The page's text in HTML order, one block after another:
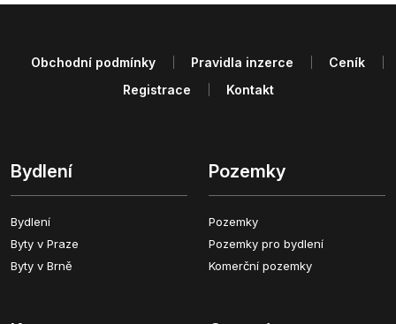
Bydlení
Bydlení
Byty v Praze
Byty v Brně
Pozemky
Pozemky
Pozemky pro bydlení
Komerční pozemky
Obchodní podmínky Pravidla inzerce
Ceník
Registrace
Kontakt